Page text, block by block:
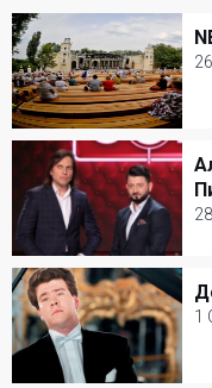
26 Августа 2026
Зеленый театр
Другое
Александр
28 Августа 2026
Зеленый театр
Юмор
1
1 Сентября 2026